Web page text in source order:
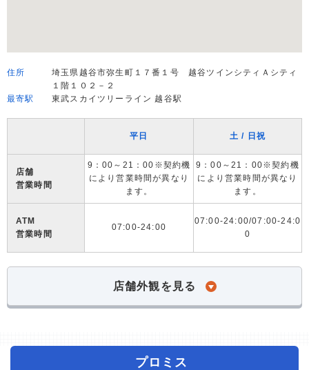
住所
埼玉県越谷市弥生町１７番１号 越谷ツインシティＡシティ
１階１０２－２
最寄駅
東武スカイツリーライン 越谷駅
平日 土 / 日祝
店舗
営業時間
9：00～21：00※契約機
により営業時間が異なり
ます。
9：00～21：00※契約機
により営業時間が異なり
ます。
ATM
営業時間
07:00-24:00
07:00-24:00/07:00-24:0
0
店舗外観を見る
プロミス